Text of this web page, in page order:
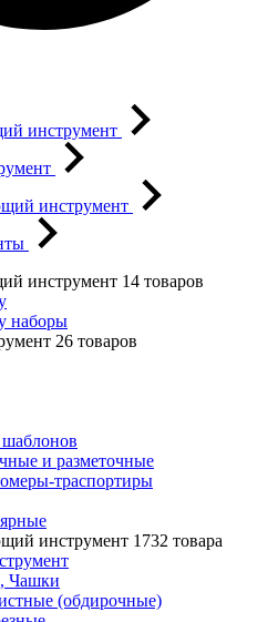
инструмент
инструмент
инструмент 14 товаров
наборы
26 товаров
и разметочные
траспортиры
инструмент 1732 товара
Чашки
(обдирочные)